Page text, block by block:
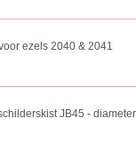
ezels 2040 & 2041
JB45 -